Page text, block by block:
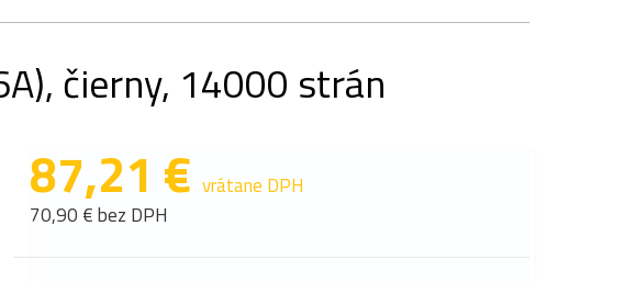
čierny, 14000 strán
87,21 € vrátane DPH
70,90 € bez DPH